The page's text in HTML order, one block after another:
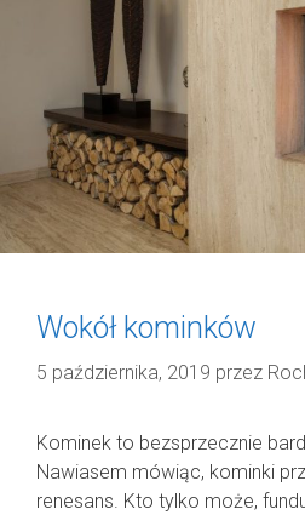
Wokół kominków
5 października, 2019 przez
Kominek to bezsprzecznie
Nawiasem mówiąc, kominki
renesans. Kto tylko może,